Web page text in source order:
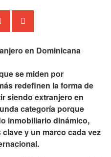
se miden por
redefinen la forma de
siendo extranjero en
categoría porque
inmobiliario dinámico,
y un marco cada vez